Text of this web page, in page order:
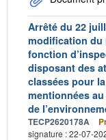
Arrêté du 22
modification du
fonction
disposant des
classées pour
mentionnées au
de
TECP2620178A
signature : 22-07-